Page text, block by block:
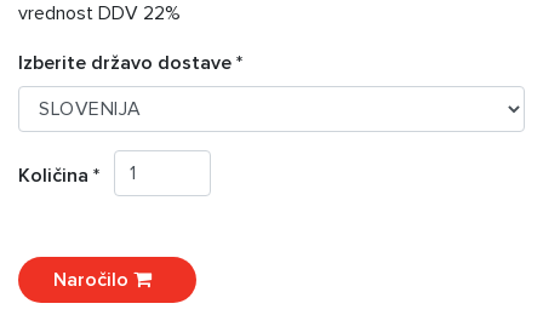
vrednost DDV 22%
Izberite državo dostave *
Količina *
Naročilo